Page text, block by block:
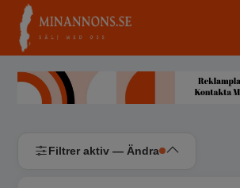
Filtrer aktiv — Ändra